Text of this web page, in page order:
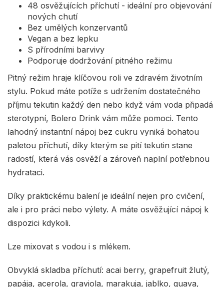
48 osvěžujících příchutí - ideální pro objevování
nových chutí
Bez umělých konzervantů
Vegan a bez lepku
S přírodními barvivy
Podporuje dodržování pitného režimu
Pitný režim hraje klíčovou roli ve zdravém životním
stylu. Pokud máte potíže s udržením dostatečného
příjmu tekutin každý den nebo když vám voda připadá
sterotypní, Bolero Drink vám může pomoci. Tento
lahodný instantní nápoj bez cukru vyniká bohatou
paletou příchutí, díky kterým se pití tekutin stane
radostí, která vás osvěží a zároveň naplní potřebnou
hydrataci.
Díky praktickému balení je ideální nejen pro cvičení,
ale i pro práci nebo výlety. A máte osvěžující nápoj k
dispozici kdykoli.
Lze mixovat s vodou i s mlékem.
Obvyklá skladba příchutí: acai berry, grapefruit žlutý,
papája, acerola, graviola, marakuja, jablko, guava,